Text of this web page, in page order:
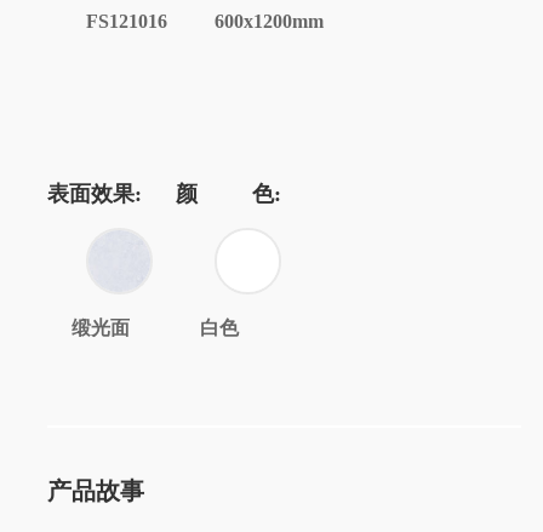
FS121016 600x1200mm
表面效果:
缎光面
颜 色:
白色
产品故事